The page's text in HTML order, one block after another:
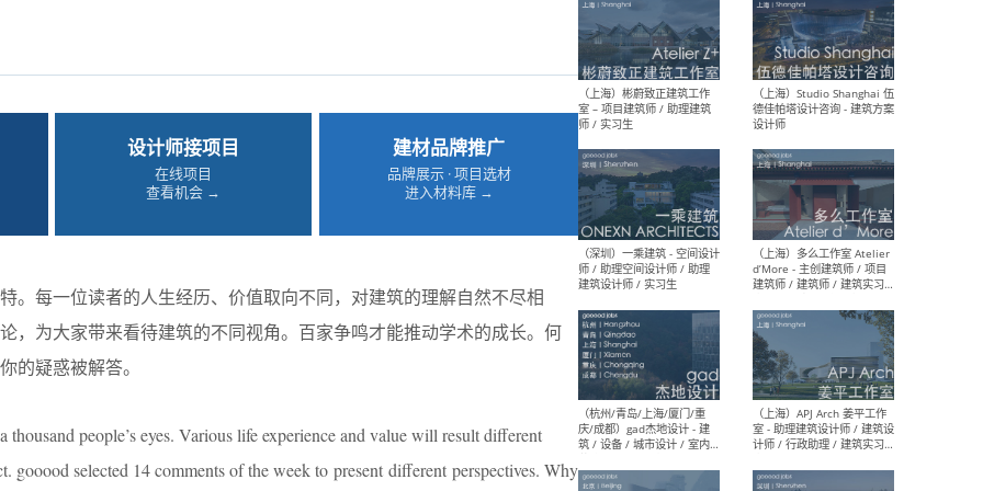
设计师接项目
在线项目
查看机会 →
建材品牌推广
品牌展示 · 项目选材
进入材料库 →
。每一位读者的人生经历、价值取向不同，对建筑的理解自然不尽相
，为大家带来看待建筑的不同视角。百家争鸣才能推动学术的成长。何
的疑惑被解答。
thousand people’s eyes. Various life experience and value will result different
gooood selected 14 comments of the week to present different perspectives. Why
最新工作
按地区查看 ：全部|北方|长江
（上海）彬蔚致正建筑工作
室 – 项目建筑师 / 助理建筑
师 / 实习生
（深圳）一乘建筑 - 空间设计
师 / 助理空间设计师 / 助理
建筑设计师 / 实习生